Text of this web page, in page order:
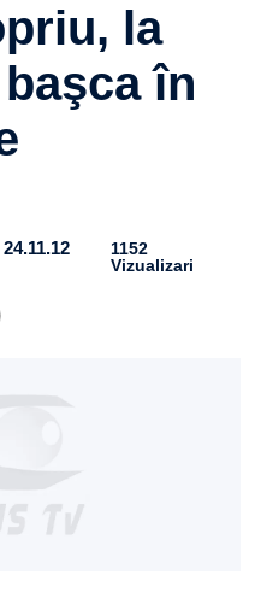
la
în
1152
Vizualizari